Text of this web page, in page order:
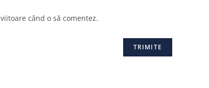
când o să comentez.